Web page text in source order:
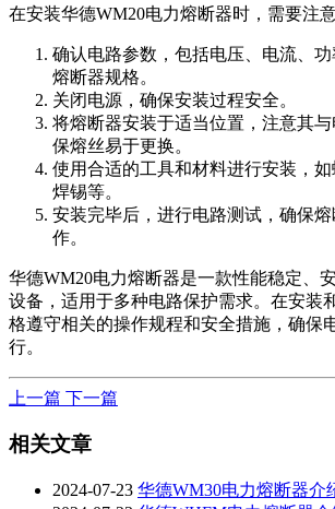
在安装华德WM20电力熔断器时，需要注
确认电路参数，包括电压、电流、
熔断器规格。
关闭电源，确保安装过程安全。
将熔断器安装于适当位置，注意其
保熔丝易于更换。
使用合适的工具和材料进行安装，如
焊锡等。
安装完毕后，进行电路测试，确保
作。
华德WM20电力熔断器是一款性能稳定、
设备，适用于多种电路保护需求。在安装
格遵守相关的操作规程和安全措施，确保
行。
上一篇 下一篇
相关文章
2024-07-23 华德WM30电力熔断器介